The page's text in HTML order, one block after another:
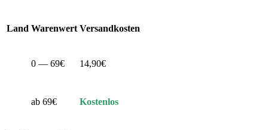
Land Warenwert Versandkosten
0 — 69€ 14,90€
ab 69€ Kostenlos